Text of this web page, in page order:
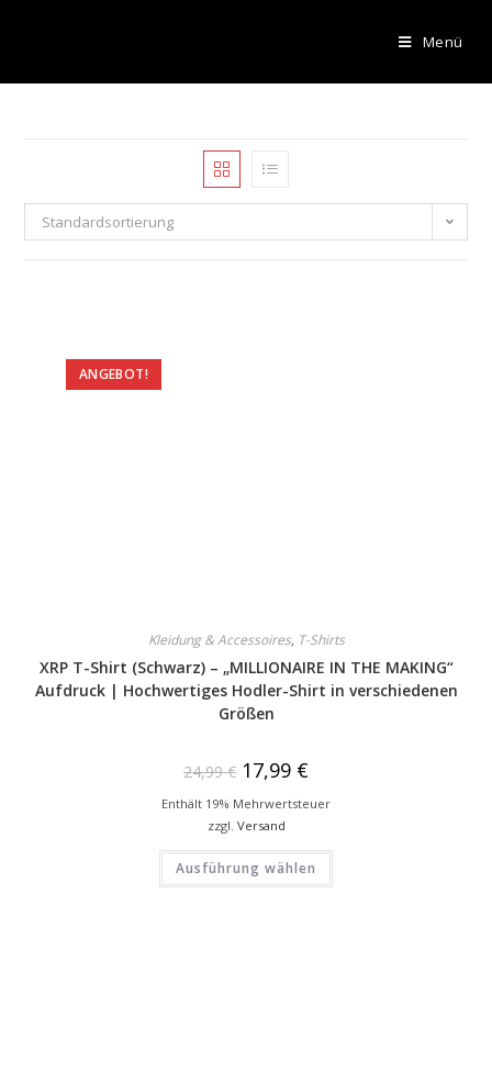
Menü
Standardsortierung
ANGEBOT!
Kleidung & Accessoires, T-Shirts
XRP T-Shirt (Schwarz) – „MILLIONAIRE IN THE MAKING“
Aufdruck | Hochwertiges Hodler-Shirt in verschiedenen
Größen
24,99€ 17,99 €
Enthält 19% Mehrwertsteuer
zzgl. Versand
Ausführung wählen